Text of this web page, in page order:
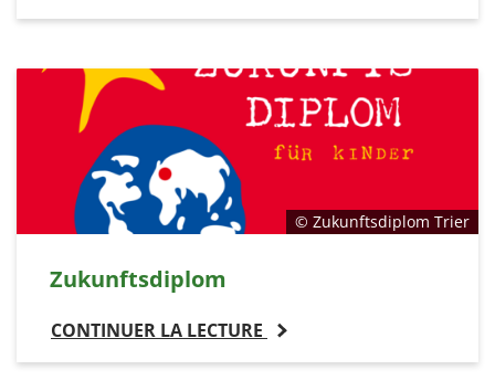
© Zukunftsdiplom Trier
Zukunftsdiplom
CONTINUER LA LECTURE